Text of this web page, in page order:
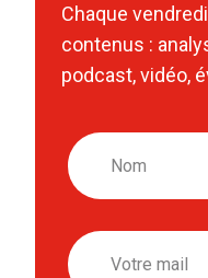
Chaque
contenus :
podcast, vidéo,
Nom
Email